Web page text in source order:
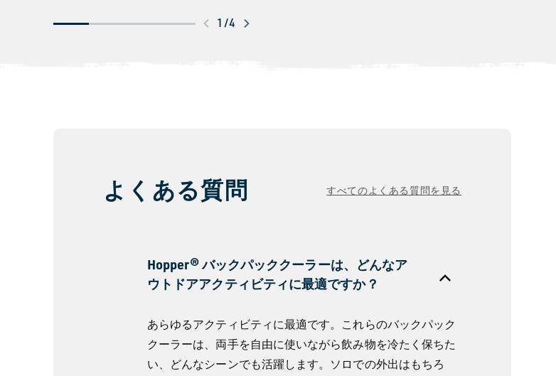
ットが採用されています。また、カンガルー
ポケットには、鍵や財布、携帯電話を簡単に
1 /
ス
に
見
4
よくある質問 すべてのよくある質問を見る
Hopper® バックパッククーラーは、どんなア
ウトドアアクティビティに最適ですか？
あらゆるアクティビティに最適です。これらのバックパック
クーラーは、両手を自由に使いながら飲み物を冷たく保ちた
い、どんなシーンでも活躍します。ソロでの外出はもちろ